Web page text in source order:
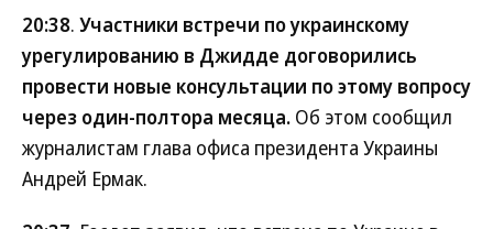
20:38. Участники встречи по украинскому
урегулированию в Джидде договорились
провести новые консультации по этому вопросу
через один-полтора месяца. Об этом сообщил
журналистам глава офиса президента Украины
Андрей Ермак.